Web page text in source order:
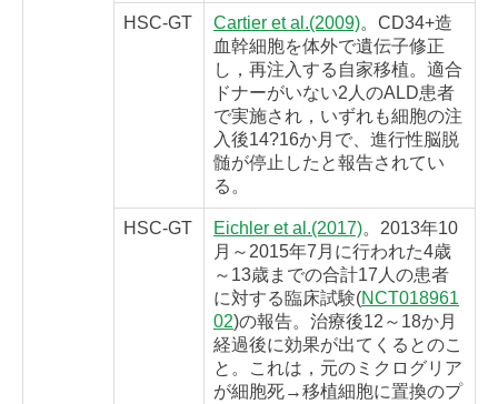
HSC-GT Cartier et al.(2009)。CD34+造
血幹細胞を体外で遺伝子修正
し，再注入する自家移植。適合
ドナーがいない2人のALD患者
で実施され，いずれも細胞の注
入後14?16か月で、進行性脳脱
髄が停止したと報告されてい
る。
HSC-GT Eichler et al.(2017)。2013年10
月～2015年7月に行われた4歳
～13歳までの合計17人の患者
に対する臨床試験(NCT018961
02)の報告。治療後12～18か月
経過後に効果が出てくるとのこ
と。これは，元のミクログリア
が細胞死→移植細胞に置換のプ